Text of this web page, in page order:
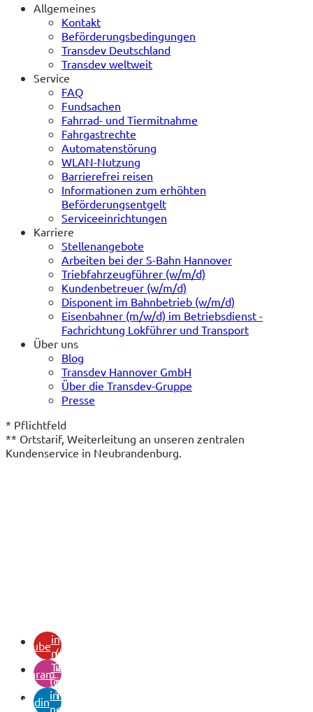
Allgemeines
Kontakt
Beförderungsbedingungen
Transdev Deutschland
Transdev weltweit
Service
FAQ
Fundsachen
Fahrrad- und Tiermitnahme
Fahrgastrechte
Automatenstörung
WLAN-Nutzung
Barrierefrei reisen
Informationen zum erhöhten
Beförderungsentgelt
Serviceeinrichtungen
Karriere
Stellenangebote
Arbeiten bei der S-Bahn Hannover
Triebfahrzeugführer (w/m/d)
Kundenbetreuer (w/m/d)
Disponent im Bahnbetrieb (w/m/d)
Eisenbahner (m/w/d) im Betriebsdienst -
Fachrichtung Lokführer und Transport
Über uns
Blog
Transdev Hannover GmbH
Über die Transdev-Gruppe
Presse
* Pflichtfeld
** Ortstarif, Weiterleitung an unseren zentralen
Kundenservice in Neubrandenburg.
youtubein
neuem
Tab)
instagram
(öffnet
in
neuem
Tab)
linkedin
(öffnet
in
neuem